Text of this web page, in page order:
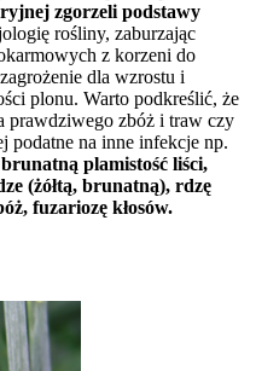
zgorzeli podstawy
rośliny, zaburzając
z korzeni do
dla wzrostu i
plonu. Warto podkreślić, że
prawdziwego zbóż i traw czy
podatne na inne infekcje np.
plamistość liści,
(żółtą, brunatną), rdzę
fuzariozę kłosów.